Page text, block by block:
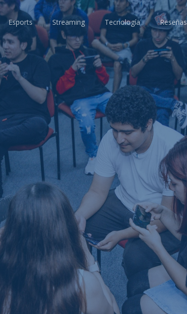
Esports Streaming Tecnología Reseñas